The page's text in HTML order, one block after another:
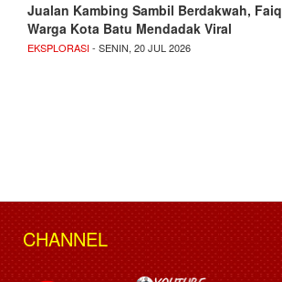
Jualan Kambing Sambil Berdakwah, Faiq
Warga Kota Batu Mendadak Viral
EKSPLORASI- SENIN, 20 JUL 2026
CHANNEL